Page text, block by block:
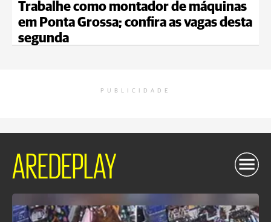
Trabalhe como montador de máquinas
em Ponta Grossa; confira as vagas desta
segunda
PUBLICIDADE
AREDEPLAY